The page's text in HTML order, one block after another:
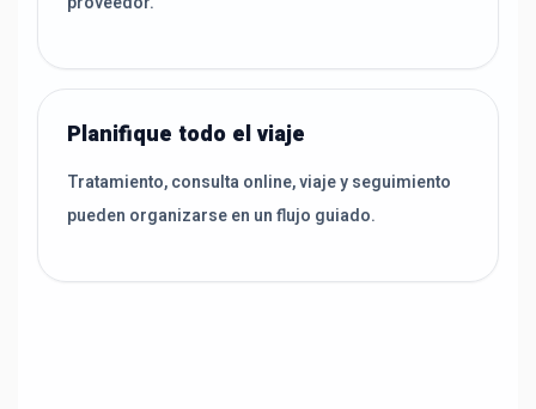
Planifique todo el viaje
Tratamiento, consulta online, viaje y seguimiento
pueden organizarse en un flujo guiado.